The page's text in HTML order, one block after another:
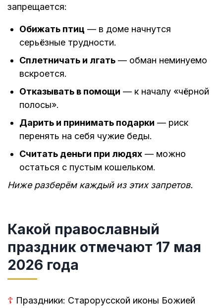
запрещается:
Обижать птиц — в доме начнутся
серьёзные трудности.
Сплетничать и лгать — обман неминуемо
вскроется.
Отказывать в помощи — к началу «чёрной
полосы».
Дарить и принимать подарки — риск
перенять на себя чужие беды.
Считать деньги при людях — можно
остаться с пустым кошельком.
Ниже разберём каждый из этих запретов.
Какой православный
праздник отмечают 17 мая
2026 года
☦ Праздники: Старорусской иконы Божией